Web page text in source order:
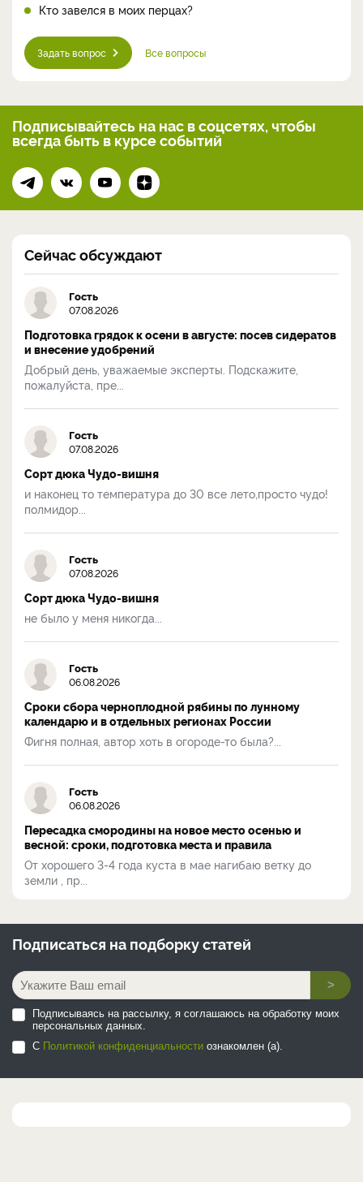
Кто завелся в моих перцах?
Задать вопрос Все вопросы
Подписывайтесь на нас в соцсетях, чтобы
всегдабыть в курсе событий
Сейчас обсуждают
Гость
07.08.2026
Подготовка грядок к осени в августе: посев сидератов
и внесение удобрений
Добрый день, уважаемые эксперты. Подскажите,
пожалуйста, пре...
Гость
07.08.2026
Сорт дюка Чудо-вишня
и наконец то температура до 30 все лето,просто чудо!
полмидор...
Гость
07.08.2026
Сорт дюка Чудо-вишня
не было у меня никогда...
Гость
06.08.2026
Сроки сбора черноплодной рябины по лунному
календарю и в отдельных регионах России
Фигня полная, автор хоть в огороде-то была?...
Гость
06.08.2026
Пересадка смородины на новое место осенью и
весной: сроки, подготовка места и правила
От хорошего 3-4 года куста в мае нагибаю ветку до
земли , пр...
Подписаться на подборку статей
>
Подписываясь на рассылку, я соглашаюсь на обработку моих
персональных данных.
С Политикой конфиденциальности ознакомлен (а).